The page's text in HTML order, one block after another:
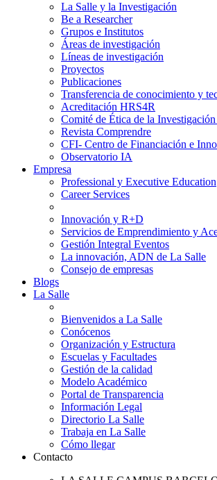
La Salle y la Investigación
Be a Researcher
Grupos e Institutos
Áreas de investigación
Líneas de investigación
Proyectos
Publicaciones
Transferencia de conocimiento y
Acreditación HRS4R
Comité de Ética de la
Revista Comprendre
CFI- Centro de Financiación e
Observatorio IA
Empresa
Professional y Executive Education
Career Services
Innovación y R+D
Servicios de Emprendimiento y
Gestión Integral Eventos
La innovación, ADN de La Salle
Consejo de empresas
Blogs
La Salle
Bienvenidos a La Salle
Conócenos
Organización y Estructura
Escuelas y Facultades
Gestión de la calidad
Modelo Académico
Portal de Transparencia
Información Legal
Directorio La Salle
Trabaja en La Salle
Cómo llegar
Contacto